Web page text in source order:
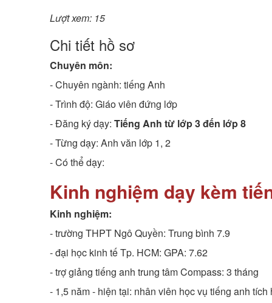
Lượt xem: 15
Chi tiết hồ sơ
Chuyên môn:
- Chuyên ngành:tiếng Anh
- Trình độ:Giáo viên đứng lớp
- Đăng ký dạy:Tiếng Anh từ lớp 3 đến lớp 8
- Từng dạy: Anh văn lớp 1, 2
- Có thể dạy:
Kinh nghiệm dạy kèm
Kinh nghiệm:
- trường THPT Ngô Quyền: Trung bình 7.9
- đại học kinh tế Tp. HCM: GPA: 7.62
- trợ giảng tiếng anh trung tâm Compass: 3 tháng
- 1,5 năm - hiện tại: nhân viên học vụ tiếng anh tích